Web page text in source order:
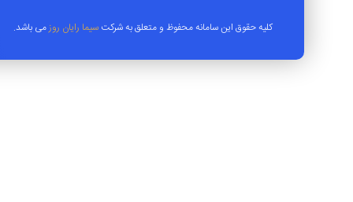
کلیه حقوق این سامانه محفوظ و متعلق به شرکت سیما رایان روزمی باشد.